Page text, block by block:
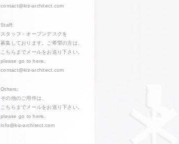
contact@kiz-architect.com
Staff:
スタッフ・オープンデスクを
募集しております。ご希望の方は、
こちらまでメールをお送り下さい。
please go to here.
contact@kiz-architect.com
Others:
その他のご用件は、
こちらまでメールをお送り下さい。
please go to here.
info@kiz-architect.com